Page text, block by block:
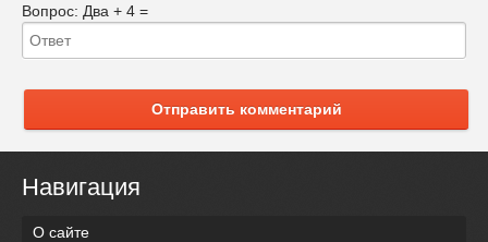
Вопрос: Два + 4 =
Отправить комментарий
Навигация
О сайте